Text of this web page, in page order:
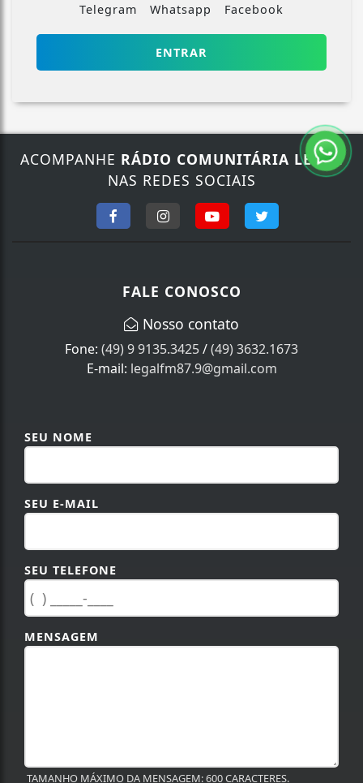
Telegram Whatsapp Facebook
ENTRAR
ACOMPANHE RÁDIO COMUNITÁRIA LEGAL
NAS REDES SOCIAIS
FALE CONOSCO
Nosso contato
Fone: (49) 9 9135.3425/(49) 3632.1673
E-mail: legalfm87.9@gmail.com
SEU NOME
SEU E-MAIL
SEU TELEFONE
MENSAGEM
TAMANHO MÁXIMO DA MENSAGEM: 600 CARACTERES.